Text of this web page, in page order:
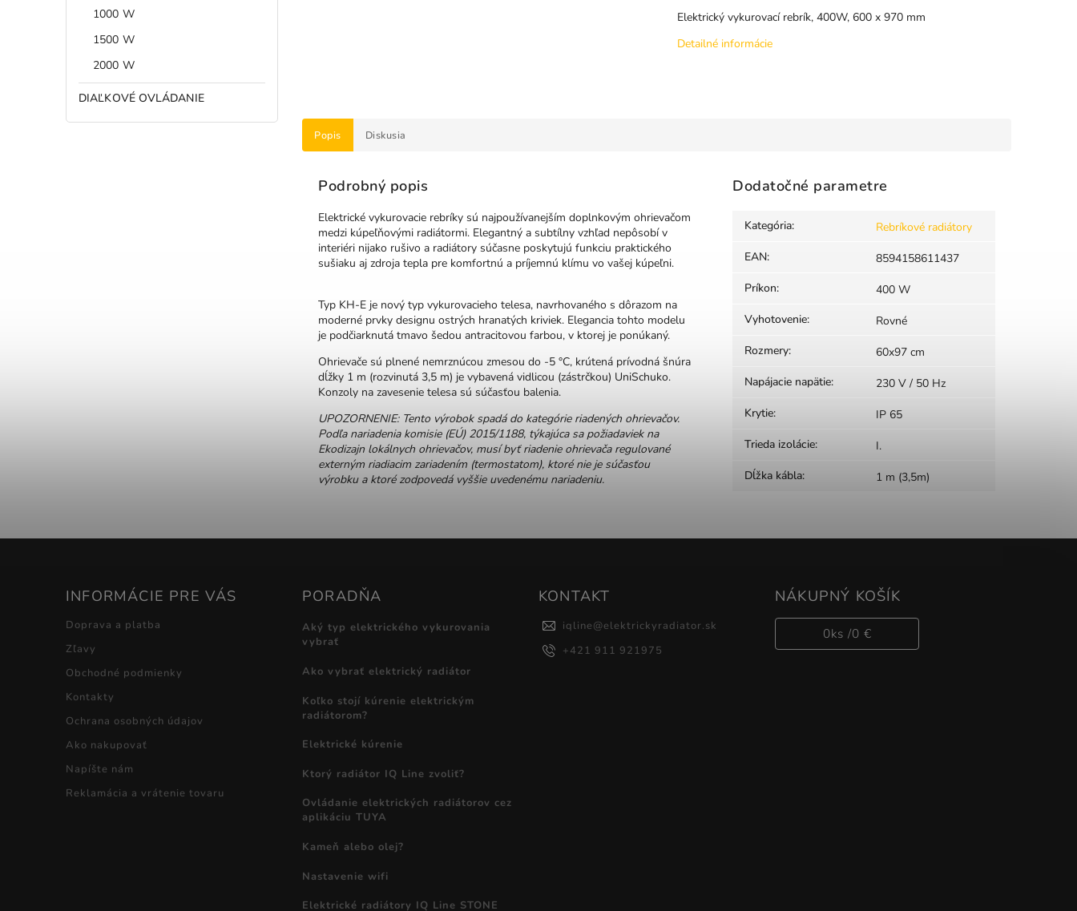
1000 W
1500 W
2000 W
DIAĽKOVÉ OVLÁDANIE
Elektrický vykurovací rebrík, 400W, 600 x 970 mm
Detailné informácie
Popis Diskusia
Podrobný popis
Elektrické vykurovacie rebríky sú najpoužívanejším doplnkovým ohrievačom
medzi kúpeľňovými radiátormi. Elegantný a subtílny vzhľad nepôsobí v
interiéri nijako rušivo a radiátory súčasne poskytujú funkciu praktického
sušiaku aj zdroja tepla pre komfortnú a príjemnú klímu vo vašej kúpeľni.
Typ KH-E je nový typ vykurovacieho telesa, navrhovaného s dôrazom na
moderné prvky designu ostrých hranatých kriviek. Elegancia tohto modelu
je podčiarknutá tmavo šedou antracitovou farbou, v ktorej je ponúkaný.
Ohrievače sú plnené nemrznúcou zmesou do -5 °C, krútená prívodná šnúra
dĺžky 1 m (rozvinutá 3,5 m) je vybavená vidlicou (zástrčkou) UniSchuko.
Konzoly na zavesenie telesa sú súčasťou balenia.
UPOZORNENIE: Tento výrobok spadá do kategórie riadených ohrievačov.
Podľa nariadenia komisie (EÚ) 2015/1188, týkajúca sa požiadaviek na
Ekodizajn lokálnych ohrievačov, musí byť riadenie ohrievača regulované
externým riadiacim zariadením (termostatom), ktoré nie je súčasťou
výrobku a ktoré zodpovedá vyššie uvedenému nariadeniu.
Dodatočné parametre
Kategória:
Rebríkové radiátory
EAN:
8594158611437
Príkon:
400 W
Vyhotovenie:
Rovné
Rozmery:
60x97 cm
Napájacie napätie:
230 V / 50 Hz
Krytie:
IP 65
Trieda izolácie:
I.
Dĺžka kábla: 1 m (3,5m)
INFORMÁCIE PRE VÁS
Doprava a platba
Zľavy
Obchodné podmienky
Kontakty
Ochrana osobných údajov
Ako nakupovať
Napíšte nám
Reklamácia a vrátenie tovaru
PORADŇA
Aký typ elektrického vykurovania
vybrať
Ako vybrať elektrický radiátor
Koľko stojí kúrenie elektrickým
radiátorom?
Elektrické kúrenie
Ktorý radiátor IQ Line zvoliť?
Ovládanie elektrických radiátorov cez
aplikáciu TUYA
Kameň alebo olej?
Nastavenie wifi
Elektrické radiátory IQ Line STONE
KONTAKT
iqline@elektrickyradiator.sk
+421 911 921975
NÁKUPNÝ KOŠÍK
0ks /0 €